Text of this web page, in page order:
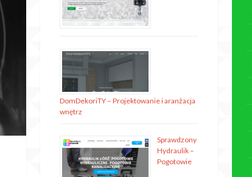
DomDekoriTY – Projektowanie i aranżacja
wnętrz
Sprawdzony
Hydraulik –
Pogotowie